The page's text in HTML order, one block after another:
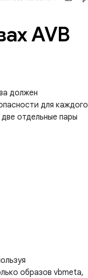
AVB
должен
для каждого
отдельные пары
образов vbmeta,